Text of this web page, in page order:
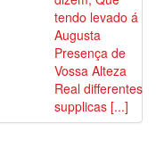
tendo levado á
Augusta
Presença de
Vossa Alteza
Real differentes
supplicas [...]